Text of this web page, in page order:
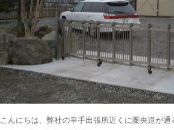
こんにちは、弊社の幸手出張所近くに圏央道が通